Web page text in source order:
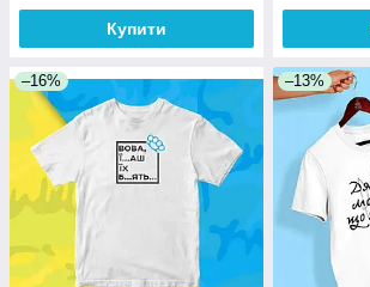
Купити
–16% –13%